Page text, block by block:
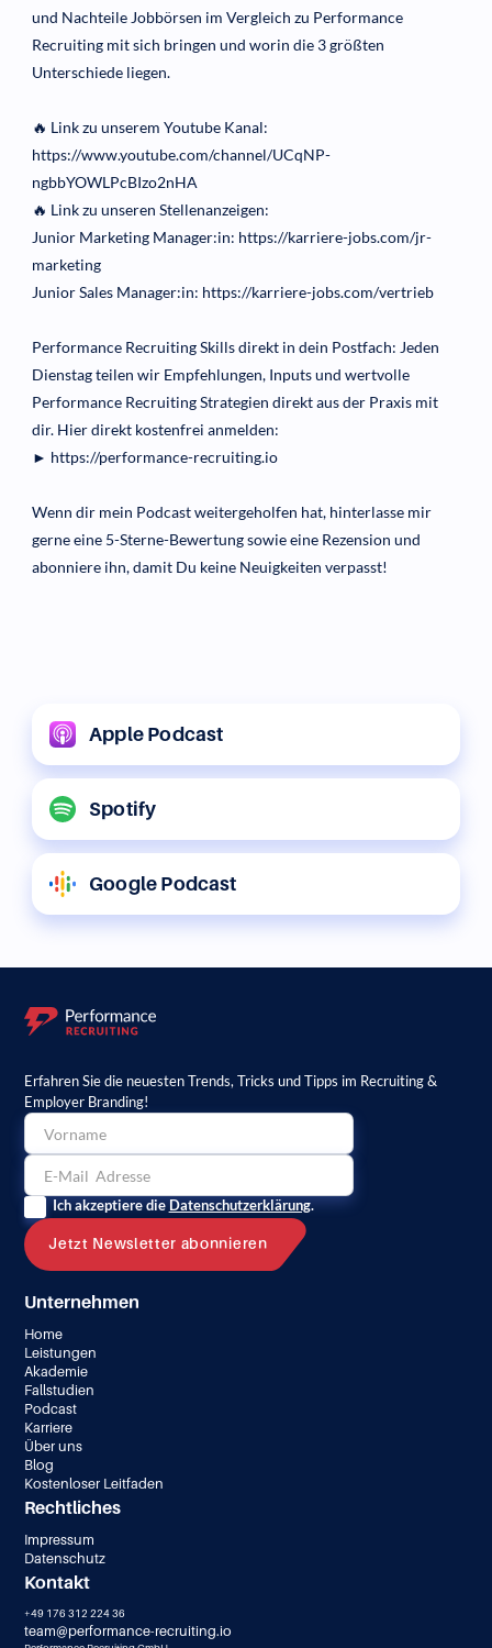
und Nachteile Jobbörsen im Vergleich zu Performance
Recruiting mit sich bringen und worin die 3 größten
Unterschiede liegen.
🔥 Link zu unserem Youtube Kanal:
https://www.youtube.com/channel/UCqNP-
ngbbYOWLPcBIzo2nHA
🔥 Link zu unseren Stellenanzeigen:
Junior Marketing Manager:in: https://karriere-jobs.com/jr-
marketing
Junior Sales Manager:in: https://karriere-jobs.com/vertrieb
Performance Recruiting Skills direkt in dein Postfach: Jeden
Dienstag teilen wir Empfehlungen, Inputs und wertvolle
Performance Recruiting Strategien direkt aus der Praxis mit
dir. Hier direkt kostenfrei anmelden:
► https://performance-recruiting.io
Wenn dir mein Podcast weitergeholfen hat, hinterlasse mir
gerne eine 5-Sterne-Bewertung sowie eine Rezension und
abonniere ihn, damit Du keine Neuigkeiten verpasst!
Apple Podcast
Spotify
Google Podcast
Erfahren Sie die neuesten Trends, Tricks und Tipps im Recruiting &
Employer Branding!
Ich akzeptiere dieDatenschutzerklärung.
Unternehmen
Home
Leistungen
Akademie
Fallstudien
Podcast
Karriere
Über uns
Blog
Kostenloser Leitfaden
Rechtliches
Impressum
Datenschutz
Kontakt
+49 176 312 224 36
team@performance-recruiting.io